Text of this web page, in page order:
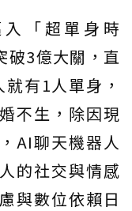
「超單身時
破3億大關，直
有1人單身，
不生，除因現
AI聊天機器人
的社交與情感
與數位依賴日